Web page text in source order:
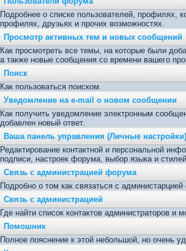
Подробнее о списке пользователей, профилях,
профилях, друзьях и прочих возможностях.
Просмотр активных тем и новых сообщений
Как просмотреть все темы, на которые были
а также новые сообщения со времени вашего
Поиск
Как пользоваться поиском.
Уведомление на е-mail о новом сообщении
Как получить уведомление электронным
добавлен новый ответ.
Ваша панель управления (Личные настройки)
Редактирование контактной и персональной
подписи, настроек форума, выбор языка и
Связь с администрацией форума
Подробно о том как связаться с
Связь с администрацией
Где найти список контактов администраторов и
Помошник
Полное пояснение к этой небольшой, но очень